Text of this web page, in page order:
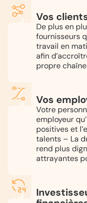
Vos
De plus en
fournisseurs
travail en
afin
propre
Vos
Votre
employeur
positives et
talents – La
rend plus
attrayantes